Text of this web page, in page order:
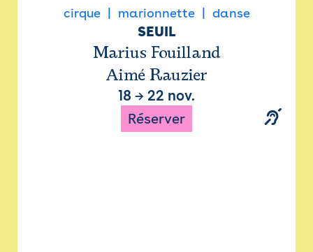
cirque marionnette danse
SEUIL
Marius Fouilland
Aimé Rauzier
18 → 22 nov.
Réserver